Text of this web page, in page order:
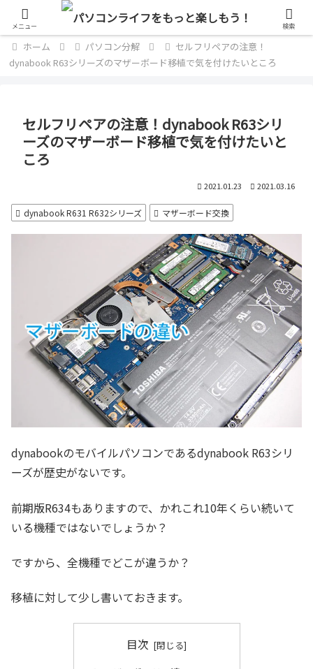
単なるパソコン好きのブログ
ホーム パソコン分解
セルフリペアの注意！
dynabook R63シリーズのマザーボード移植で気を付けたいところ
セルフリペアの注意！dynabook R63シリ
ーズのマザーボード移植で気を付けたいと
ころ
2021.01.23 2021.03.16
dynabook R631 R632シリーズ マザーボード交換
dynabookのモバイルパソコンであるdynabook R63シリ
ーズが歴史がないです。
前期版R634もありますので、かれこれ10年くらい続いて
いる機種ではないでしょうか？
ですから、全機種でどこが違うか？
移植に対して少し書いておきます。
目次
メニュー 検索